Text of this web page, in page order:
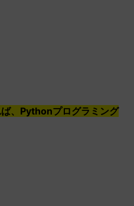
、Pythonプログラミング